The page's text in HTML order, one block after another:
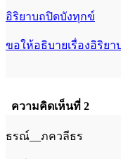
อิริยาบถปิดบังทุกข์
ขอให้อธิบายเรื่องอิริย
ความคิดเห็นที่ 2
ธรณ์__ภควลีธร